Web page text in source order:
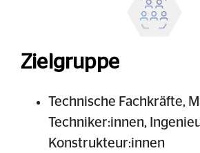
Zielgruppe
Technische Fachkräfte,
Techniker:innen,
Konstrukteur:innen